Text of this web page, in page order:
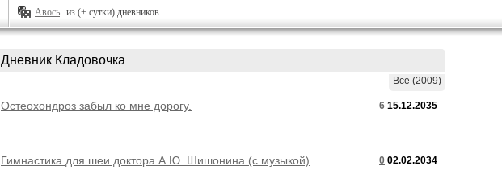
Авось из (+ сутки) дневников
Дневник Кладовочка
Все (2009)
6 15.12.2035
Остеохондроз забыл ко мне дорогу.
0 02.02.2034
Гимнастика для шеи доктора А.Ю. Шишонина (с музыкой)